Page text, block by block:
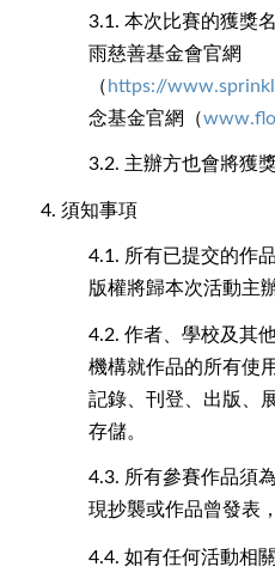
3.1. 本次比賽的獲獎
雨慈善基金會官網
（ https://
念基金官網（
3.2. 主辦方也會將獲
4. 須知事項
4.1. 所有已提交的作
版權將歸本次活動主
4.2. 作者、學校及其
機構就作品的所有使
記錄、刊登、出版、
存儲。
4.3. 所有參賽作品須
現抄襲或作品曾發表
4.4. 如有任何活動相